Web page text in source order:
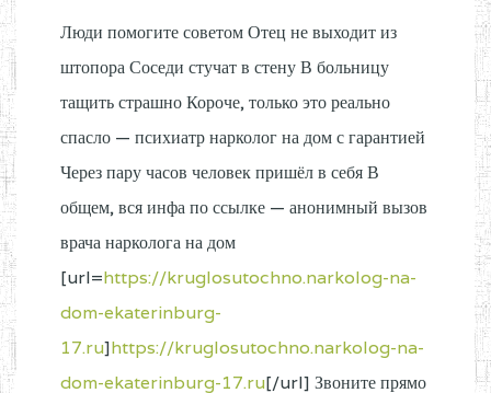
Люди помогите советом Отец не выходит из
штопора Соседи стучат в стену В больницу
тащить страшно Короче, только это реально
спасло — психиатр нарколог на дом с гарантией
Через пару часов человек пришёл в себя В
общем, вся инфа по ссылке — анонимный вызов
врача нарколога на дом
[url=https://kruglosutochno.narkolog-na-
dom-ekaterinburg-
17.ru]https://kruglosutochno.narkolog-na-
dom-ekaterinburg-17.ru[/url] Звоните прямо